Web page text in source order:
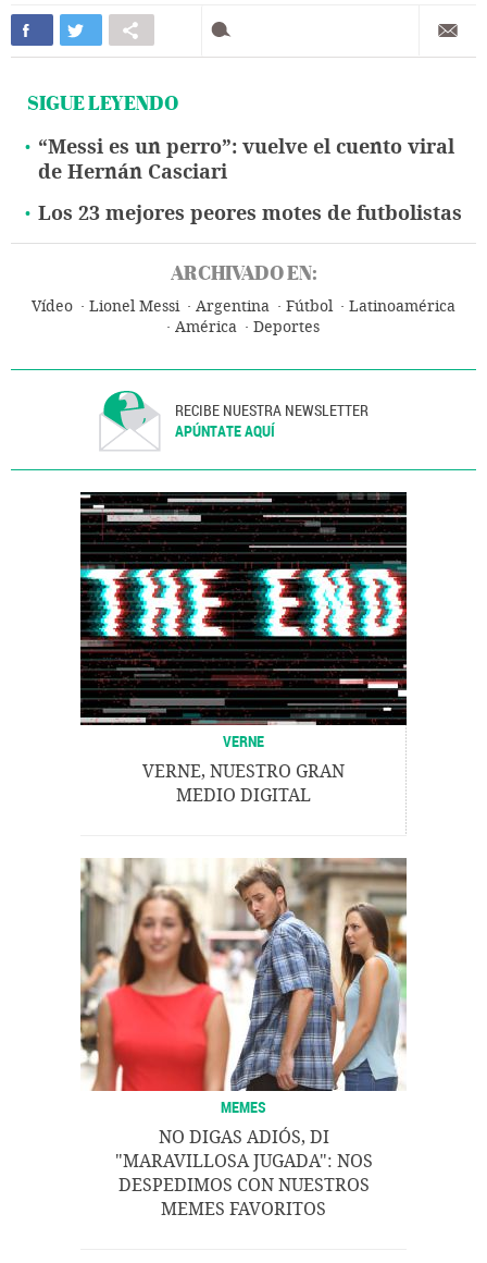
SIGUE LEYENDO
“Messi es un perro”: vuelve el cuento viral
de Hernán Casciari
Los 23 mejores peores motes de futbolistas
ARCHIVADO EN:
Vídeo Lionel Messi Argentina Fútbol
Latinoamérica
América
Deportes
RECIBE NUESTRA NEWSLETTER
APÚNTATE AQUÍ
VERNE
VERNE, NUESTRO GRAN
MEDIO DIGITAL
MEMES
NO DIGAS ADIÓS, DI
"MARAVILLOSA JUGADA": NOS
DESPEDIMOS CON NUESTROS
MEMES FAVORITOS